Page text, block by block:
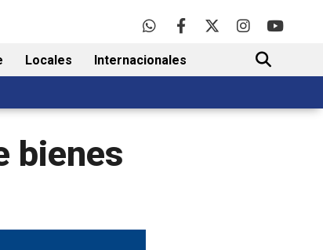
Locales Internacionales
BUSCAR
bienes